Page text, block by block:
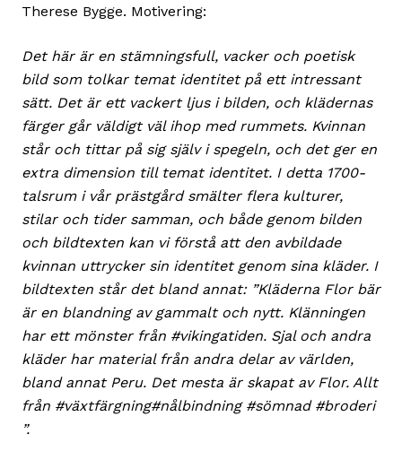
Therese Bygge. Motivering:
Det här är en stämningsfull, vacker och poetisk
bild som tolkar temat identitet på ett intressant
sätt. Det är ett vackert ljus i bilden, och klädernas
färger går väldigt väl ihop med rummets. Kvinnan
står och tittar på sig själv i spegeln, och det ger en
extra dimension till temat identitet. I detta 1700-
talsrum i vår prästgård smälter flera kulturer,
stilar och tider samman, och både genom bilden
och bildtexten kan vi förstå att den avbildade
kvinnan uttrycker sin identitet genom sina kläder. I
bildtexten står det bland annat: ”Kläderna Flor bär
är en blandning av gammalt och nytt. Klänningen
har ett mönster från #vikingatiden. Sjal och andra
kläder har material från andra delar av världen,
bland annat Peru. Det mesta är skapat av Flor. Allt
från #växtfärgning#nålbindning #sömnad #broderi
”.